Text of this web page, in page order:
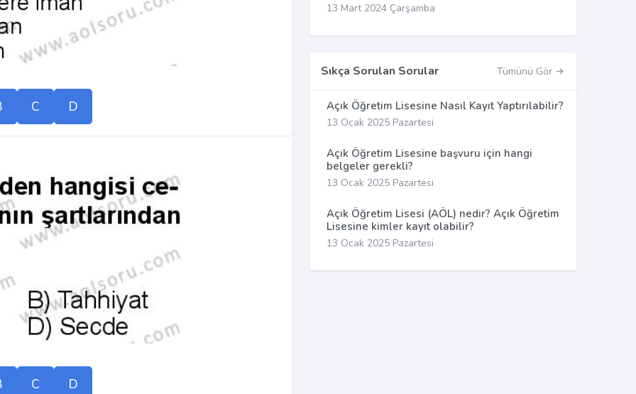
C D
C D
13 Mart 2024 Çarşamba
Sıkça Sorulan Sorular Tümünü Gör
Açık Öğretim Lisesine Nasıl Kayıt Yaptırılabilir?
13 Ocak 2025 Pazartesi
Açık Öğretim Lisesine başvuru için hangi
belgeler gerekli?
13 Ocak 2025 Pazartesi
Açık Öğretim Lisesi (AÖL) nedir? Açık Öğretim
Lisesine kimler kayıt olabilir?
13 Ocak 2025 Pazartesi